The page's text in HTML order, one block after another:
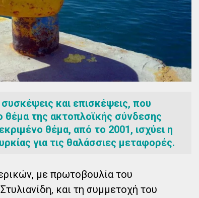
και επισκέψεις, που
θέμα της ακτοπλοϊκής σύνδεσης
θέμα, από το 2001, ισχύει η
για τις θαλάσσιες μεταφορές.
με πρωτοβουλία του
και τη συμμετοχή του